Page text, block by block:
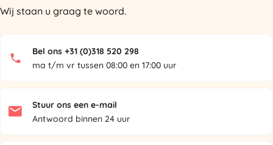
Wij staan u graag te woord.
Bel ons +31 (0)318 520 298
ma t/m vr tussen 08:00 en 17:00 uur
Stuur ons een e-mail
Antwoord binnen 24 uur